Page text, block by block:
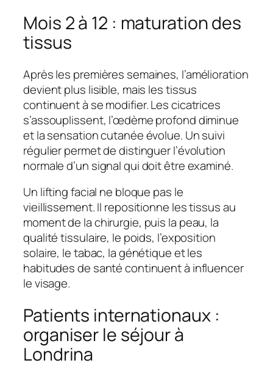
Mois 2 à 12 : maturation des
tissus
Après les premières semaines, l’amélioration
devient plus lisible, mais les tissus
continuent à se modifier. Les cicatrices
s’assouplissent, l’œdème profond diminue
et la sensation cutanée évolue. Un suivi
régulier permet de distinguer l’évolution
normale d’un signal qui doit être examiné.
Un lifting facial ne bloque pas le
vieillissement. Il repositionne les tissus au
moment de la chirurgie, puis la peau, la
qualité tissulaire, le poids, l’exposition
solaire, le tabac, la génétique et les
habitudes de santé continuent à influencer
le visage.
Patients internationaux :
organiser le séjour à
Londrina